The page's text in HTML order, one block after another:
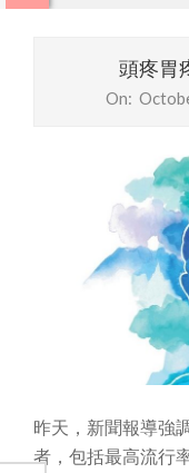
頭疼胃
On:
昨天，新聞報導強
者，包括最高流行